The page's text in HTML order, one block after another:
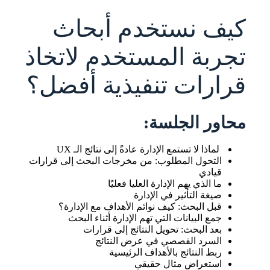
كيف نستخدم أبحاث
تجربة المستخدم لاتخاذ
قرارات تنفيذية أفضل؟
محاور الجلسة:
​ لماذا لا تستمع الإدارة عادةً إلى نتائج الـ UX
التحول المطلوب: من مخرجات البحث إلى قرارات
قيادي
ما الذي يهم الإدارة العليا فعليًا
صيغة التأثير في الإدارة
قبل البحث: كيف نوائم الأهداف مع الإدارة؟
جمع البيانات التي تهم الإدارة أثناء البحث
بعد البحث: تحويل النتائج إلى قرارات
السرد القصصي في عرض النتائج
ربط النتائج بالأهداف الرئيسية
استعراض مثال حقيقي